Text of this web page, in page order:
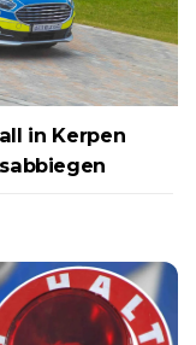
in Kerpen